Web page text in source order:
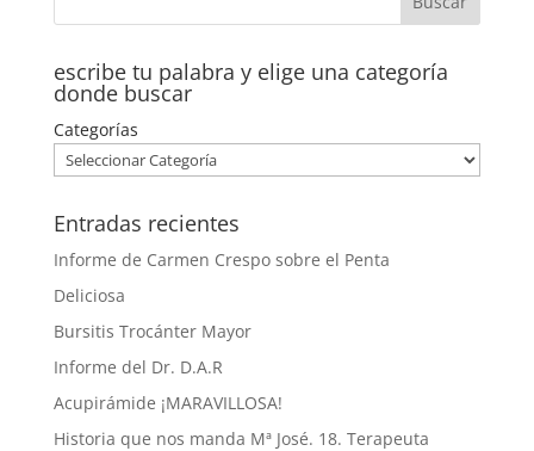
escribe tu palabra y elige una categoría
donde buscar
Categorías
Entradas recientes
Informe de Carmen Crespo sobre el Penta
Deliciosa
Bursitis Trocánter Mayor
Informe del Dr. D.A.R
Acupirámide ¡MARAVILLOSA!
Historia que nos manda Mª José. 18. Terapeuta